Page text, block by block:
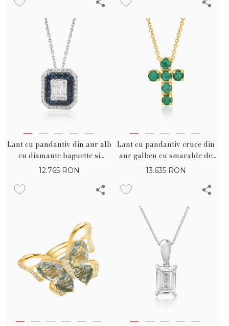
Lant cu pandantiv din aur alb
cu diamante baguette si
rotunde de 0.74ct si safire de
12.765 RON
Lant cu pandantiv cruce din
aur galben cu smaralde de
0.54ct
13.635 RON